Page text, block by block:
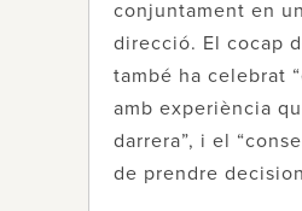
conjuntament en
direcció. El cocap
també ha celebrat
amb experiència
darrera”, i el
de prendre